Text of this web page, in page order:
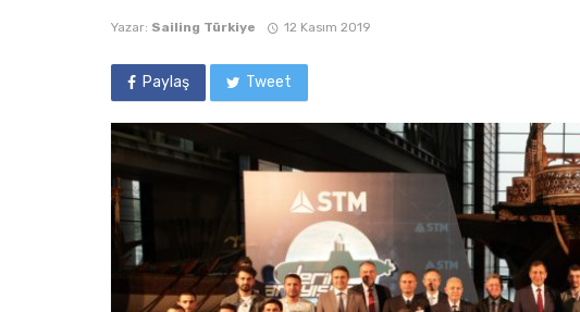
Yazar: Sailing Türkiye 12 Kasım 2019
Paylaş Tweet